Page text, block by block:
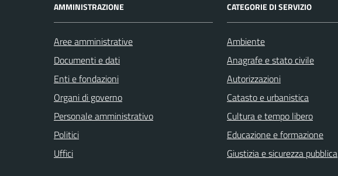
AMMINISTRAZIONE
Aree amministrative
Documenti e dati
Enti e fondazioni
Organi di governo
Personale amministrativo
Politici
Uffici
CATEGORIE DI SERVIZIO
Ambiente
Anagrafe e stato civile
Autorizzazioni
Catasto e urbanistica
Cultura e tempo libero
Educazione e formazione
Giustizia e sicurezza pubblica